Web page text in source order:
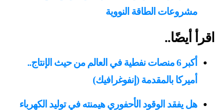
مشروعات الطاقة النووية
اقرأ أيضًا..
أكبر 6 منصات نفطية في العالم من حيث الإنتاج..
أميركا بالمقدمة (إنفوغرافيك)
هل يفقد الوقود الأحفوري هيمنته في توليد الكهرباء